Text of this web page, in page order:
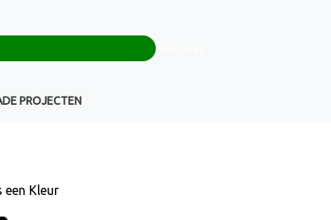
+32(0)16 43 54 19
PROJECTEN
een Kleur